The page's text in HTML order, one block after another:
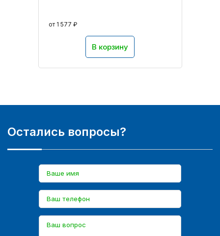
от 1 577 ₽
В корзину
Остались вопросы?